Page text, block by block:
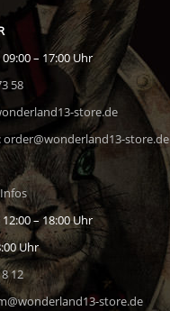
– 17:00 Uhr
58
store.de
order@wonderland13-store.de
– 18:00 Uhr
Uhr
12
store.de